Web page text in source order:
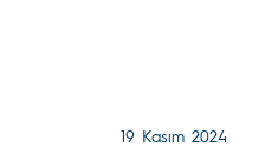
19 Kasım 2024